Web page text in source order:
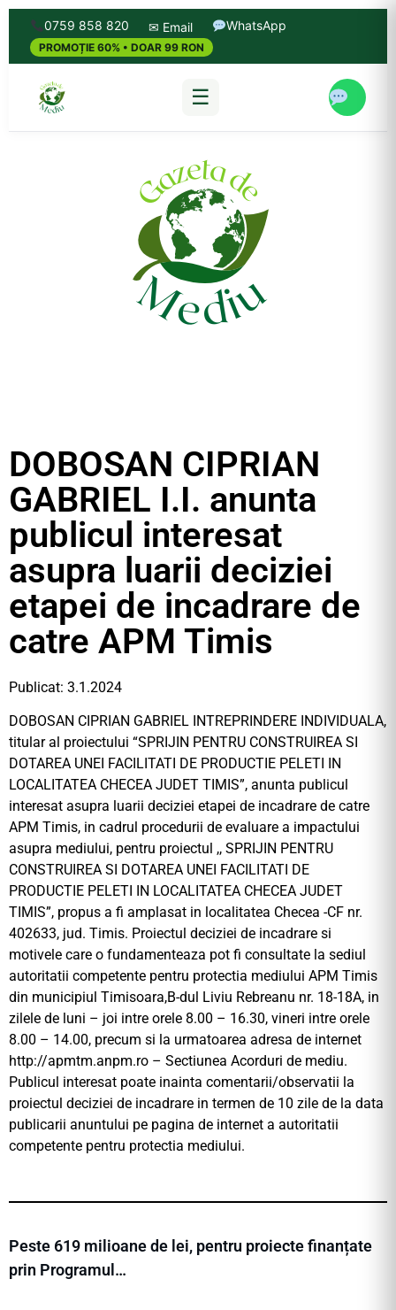
0759 858 820 ✉ Email WhatsApp
PROMOȚIE 60% • DOAR 99 RON
☰
DOBOSAN CIPRIAN
GABRIEL I.I. anunta
publicul interesat
asupra luarii deciziei
etapei de incadrare de
catre APM Timis
Publicat: 3.1.2024
DOBOSAN CIPRIAN GABRIEL INTREPRINDERE INDIVIDUALA,
titular al proiectului “SPRIJIN PENTRU CONSTRUIREA SI
DOTAREA UNEI FACILITATI DE PRODUCTIE PELETI IN
LOCALITATEA CHECEA JUDET TIMIS”, anunta publicul
interesat asupra luarii deciziei etapei de incadrare de catre
APM Timis, in cadrul procedurii de evaluare a impactului
asupra mediului, pentru proiectul ,, SPRIJIN PENTRU
CONSTRUIREA SI DOTAREA UNEI FACILITATI DE
PRODUCTIE PELETI IN LOCALITATEA CHECEA JUDET
TIMIS”, propus a fi amplasat in localitatea Checea -CF nr.
402633, jud. Timis. Proiectul deciziei de incadrare si
motivele care o fundamenteaza pot fi consultate la sediul
autoritatii competente pentru protectia mediului APM Timis
din municipiul Timisoara,B-dul Liviu Rebreanu nr. 18-18A, in
zilele de luni – joi intre orele 8.00 – 16.30, vineri intre orele
8.00 – 14.00, precum si la urmatoarea adresa de internet
http://apmtm.anpm.ro – Sectiunea Acorduri de mediu.
Publicul interesat poate inainta comentarii/observatii la
proiectul deciziei de incadrare in termen de 10 zile de la data
publicarii anuntului pe pagina de internet a autoritatii
competente pentru protectia mediului.
Peste 619 milioane de lei, pentru proiecte finanțate
prin Programul…